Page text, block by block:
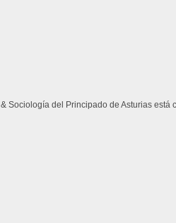
Sociología del Principado de Asturias está